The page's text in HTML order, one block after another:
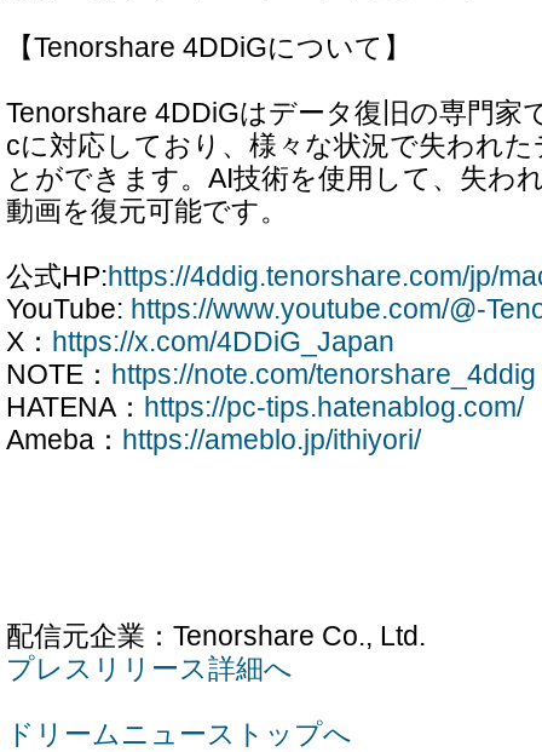
【Tenorshare 4DDiGについて】
Tenorshare 4DDiGはデータ復旧の専門家
cに対応しており、様々な状況で失われ
とができます。AI技術を使用して、失わ
動画を復元可能です。
公式HP:https://4ddig.tenorshare.com/jp/
YouTube: https://www.youtube.com/@-
X： https://x.com/4DDiG_Japan
NOTE： https://note.com/tenorshare_4ddig
HATENA： https://pc-tips.hatenablog.com/
Ameba： https://ameblo.jp/ithiyori/
配信元企業：Tenorshare Co., Ltd.
プレスリリース詳細へ
ドリームニューストップへ